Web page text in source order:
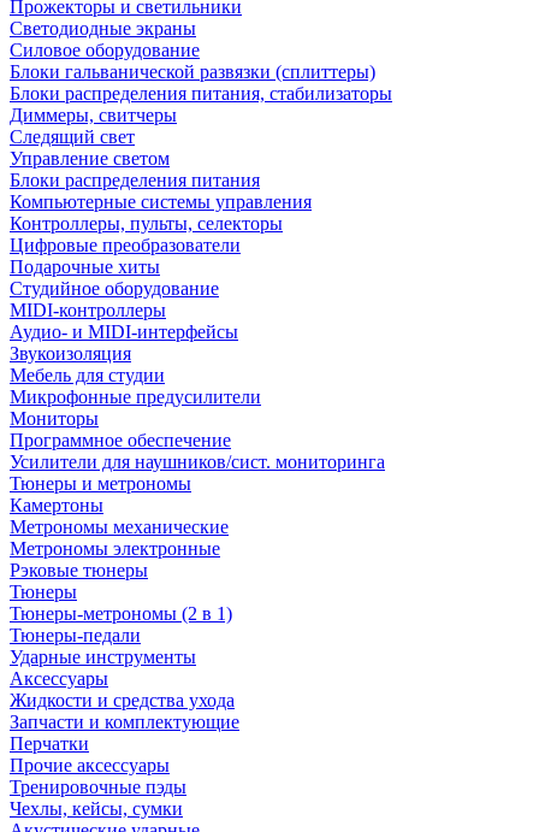
Прожекторы и светильники
Светодиодные экраны
Силовое оборудование
Блоки гальванической развязки (сплиттеры)
Блоки распределения питания, стабилизаторы
Диммеры, свитчеры
Следящий свет
Управление светом
Блоки распределения питания
Компьютерные системы управления
Контроллеры, пульты, селекторы
Цифровые преобразователи
Подарочные хиты
Студийное оборудование
MIDI-контроллеры
Аудио- и MIDI-интерфейсы
Звукоизоляция
Мебель для студии
Микрофонные предусилители
Мониторы
Программное обеспечение
Усилители для наушников/сист. мониторинга
Тюнеры и метрономы
Камертоны
Метрономы механические
Метрономы электронные
Рэковые тюнеры
Тюнеры
Тюнеры-метрономы (2 в 1)
Тюнеры-педали
Ударные инструменты
Аксессуары
Жидкости и средства ухода
Запчасти и комплектующие
Перчатки
Прочие аксессуары
Тренировочные пэды
Чехлы, кейсы, сумки